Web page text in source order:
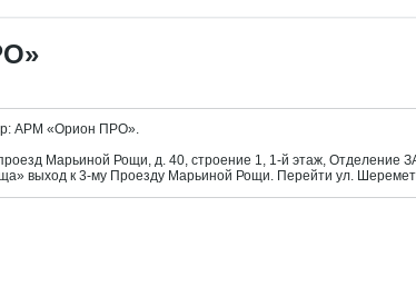
АРМ «Орион ПРО».
Марьиной Рощи, д. 40, строение 1, 1-й этаж, Отделение
выход к 3-му Проезду Марьиной Рощи. Перейти ул.